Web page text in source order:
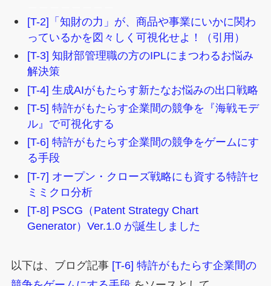
[T-2]「知財の力」が、商品や事業にいかに関わ
っているかを図々しく可視化せよ！（引用）
[T-3] 知財部管理職の方のIPLにまつわるお悩み
解決策
[T-4] 生成AIがもたらす新たなお悩みの出口戦略
[T-5] 特許がもたらす企業間の競争を『海戦モデ
ル』で可視化する
[T-6] 特許がもたらす企業間の競争をゲームにす
る手段
[T-7] オープン・クローズ戦略にも資する特許セ
ミミクロ分析
[T-8] PSCG（Patent Strategy Chart
Generator）Ver.1.0 が誕生しました
以下は、ブログ記事 [T-6] 特許がもたらす企業間の